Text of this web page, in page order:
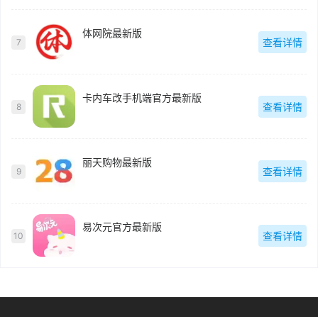
7
体网院最新版
查看详情
8
卡内车改手机端官方最新版
查看详情
9
丽天购物最新版
查看详情
10
易次元官方最新版
查看详情